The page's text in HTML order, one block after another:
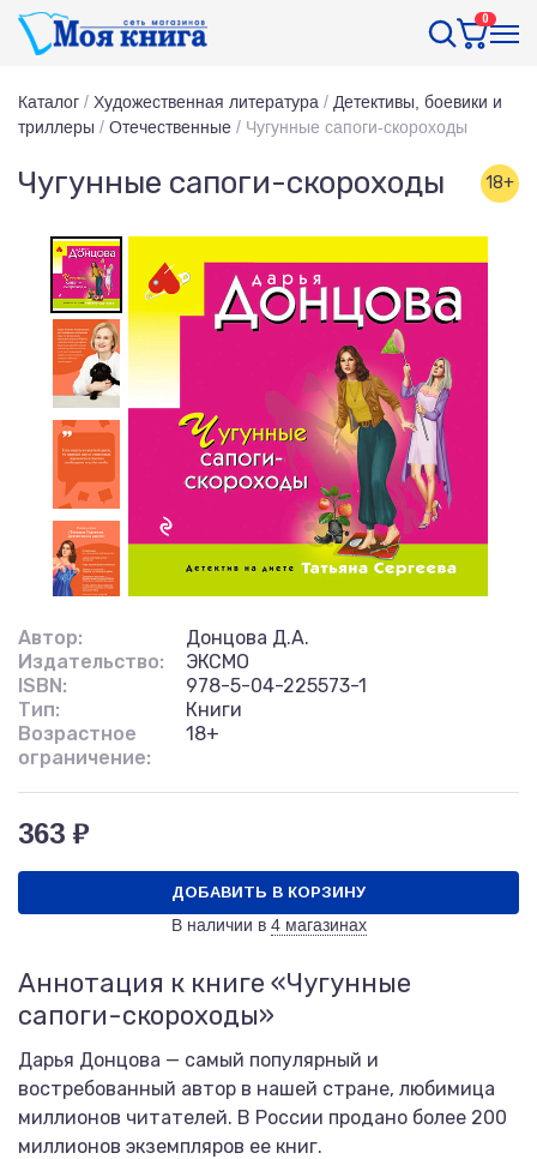
0
Каталог / Художественная литература / Детективы, боевики и
триллеры / Отечественные / Чугунные сапоги-скороходы
Чугунные сапоги-скороходы 18+
Автор:
Донцова Д.А.
Издательство:
ЭКСМО
ISBN:
978-5-04-225573-1
Тип:
Книги
Возрастное
ограничение:
18+
363 ₽
ДОБАВИТЬ В КОРЗИНУ
В наличии в 4 магазинах
Аннотация к книге «Чугунные
сапоги-скороходы»
Дарья Донцова — самый популярный и
востребованный автор в нашей стране, любимица
миллионов читателей. В России продано более 200
миллионов экземпляров ее книг.